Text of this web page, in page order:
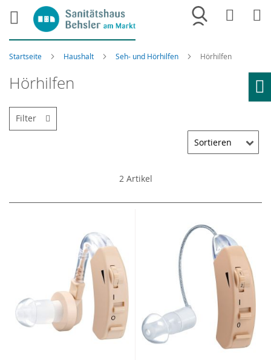
Merkliste
Startseite Haushalt Seh- und Hörhilfen Hörhilfen
Hörhilfen
2Artikel
Filter